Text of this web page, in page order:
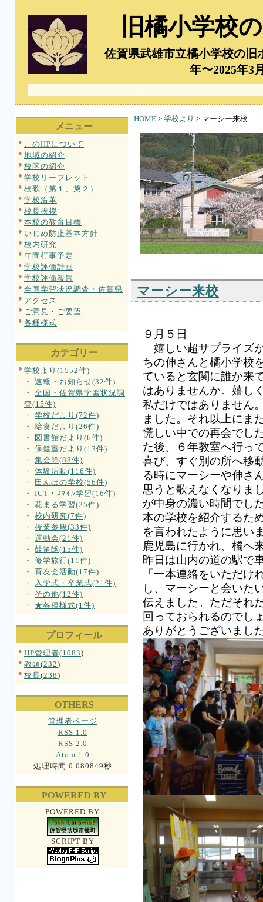
旧橘小学校
佐賀県武雄市立橘小学校
年〜2025年3
メニュー
このHPについて
地域の紹介
校区の紹介
学校リーフレット
校歌（第１、第２）
学校沿革
校長挨拶
本校の教育目標
いじめ防止基本方針
校内研究
年間行事予定
学校評価計画
学校評価報告
全国学習状況調査・佐賀県
アクセス
ご意見・ご要望
各種様式
カテゴリー
学校より(1552件)
・ 速報・お知らせ(32件)
・ 全国・佐賀県学習状況調
査(15件)
・ 学校だより(72件)
・ 給食だより(26件)
・
図書館だより(6件)
・ 保健室だより(13件)
・ 集会等(88件)
・ 体験活動(116件)
・
田んぼの学校(56件)
・ ICT・ｽﾏｲﾙ学習(16件)
・ 花まる学習(25件)
・ 校内研究(7件)
・ 授業参観(33件)
・ 運動会(21件)
・ 鼓笛隊(15件)
・ 修学旅行(11件)
・ 育友会活動(17件)
・
入学式・卒業式(21件)
・ その他(12件)
・ ★各種様式(1件)
プロフィール
HP管理者(1083)
教頭(232)
校長(238)
OTHERS
管理者ページ
RSS 1.0
RSS 2.0
Atom 1.0
処理時間 0.080849秒
POWERED BY
POWERED BY
SCRIPT BY
HOME > 学校より > マーシー来校
マーシー来校
９月５日
嬉しい超サプライズ
ちの伸さんと橘小学校
ていると玄関に誰か来
はありませんか。嬉し
私だけではありません
ました。それ以上にま
慌しい中での再会でし
た後、６年教室へ行っ
喜び、すぐ別の所へ移
る時にマーシーや伸さ
思うと歌えなくなりま
が中身の濃い時間でし
本の学校を紹介するた
を言われたように思い
鹿児島に行かれ、橘へ
昨日は山内の道の駅で
「一本連絡をいただけ
し、マーシーと会いた
伝えました。ただそれ
回っておられるのでし
ありがとうございまし